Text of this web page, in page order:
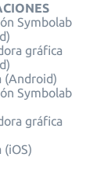
Symbolab
gráfica
(Android)
Symbolab
gráfica
(iOS)